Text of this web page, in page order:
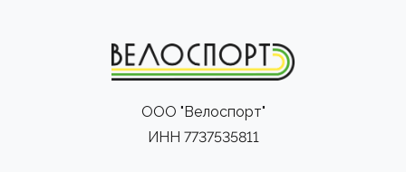
ООО "Велоспорт"
ИНН 7737535811